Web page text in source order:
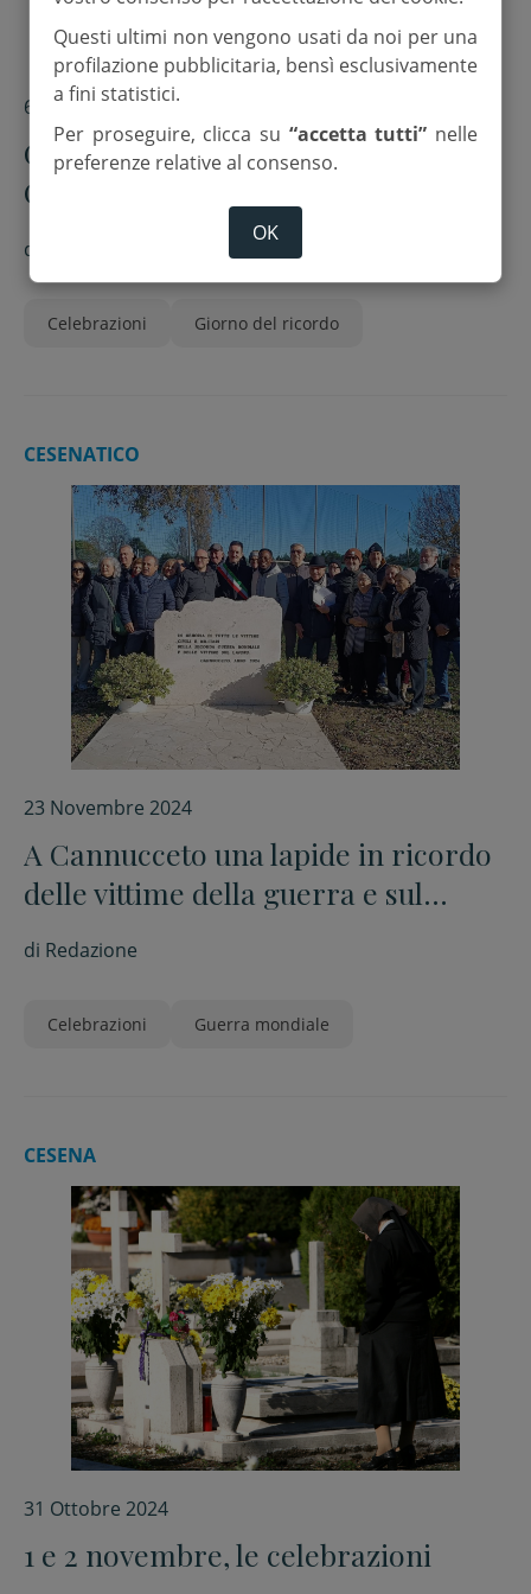
6 Febbraio 2025
Giorno del Ricordo, celebrazioni a
Cesena
di
Celebrazioni Giorno del ricordo
CESENATICO
23 Novembre 2024
A Cannucceto una lapide in ricordo
delle vittime della guerra e sul
lavoro
di Redazione
Celebrazioni Guerra mondiale
CESENA
31 Ottobre 2024
1 e 2 novembre, le celebrazioni
Questi ultimi non vengono usati da noi per una
profilazione pubblicitaria, bensì esclusivamente
a fini statistici.
Per proseguire, clicca su “accetta tutti” nelle
preferenze relative al consenso.
OK